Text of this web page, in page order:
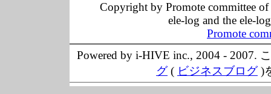
Copyright by Promote committee
ele-log and the ele-
Promote
Powered by i-HIVE inc., 2004 - 2007.
グ( ビジネスブログ)